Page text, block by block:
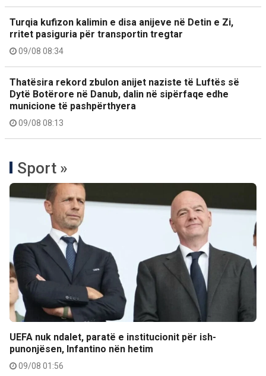
Turqia kufizon kalimin e disa anijeve në Detin e Zi,
rritet pasiguria për transportin tregtar
09/08 08:34
Thatësira rekord zbulon anijet naziste të Luftës së
Dytë Botërore në Danub, dalin në sipërfaqe edhe
municione të pashpërthyera
09/08 08:13
Sport »
UEFA nuk ndalet, paratë e institucionit për ish-
punonjësen, Infantino nën hetim
09/08 01:56